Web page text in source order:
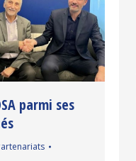
parmi ses